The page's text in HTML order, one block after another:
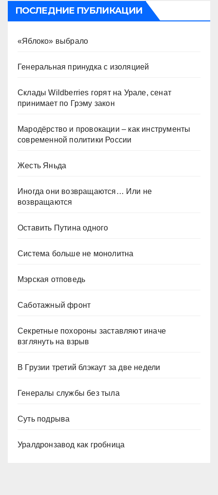
ПОСЛЕДНИЕ ПУБЛИКАЦИИ
«Яблоко» выбрало
Генеральная принудка с изоляцией
Склады Wildberries горят на Урале, сенат
принимает по Грэму закон
Мародёрство и провокации – как инструменты
современной политики России
Жесть Яньда
Иногда они возвращаются… Или не
возвращаются
Оставить Путина одного
Система больше не монолитна
Мэрская отповедь
Саботажный фронт
Секретные похороны заставляют иначе
взглянуть на взрыв
В Грузии третий блэкаут за две недели
Генералы службы без тыла
Суть подрыва
Уралдронзавод как гробница